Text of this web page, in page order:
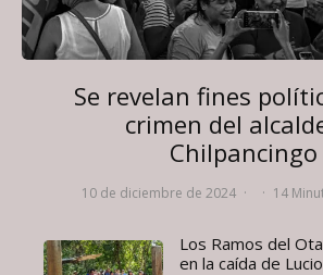
Se revelan fines
crimen del
Chilpancingo
10 de diciembre de 2024 · · 14
Los Ramos del
en la caída de Lucio